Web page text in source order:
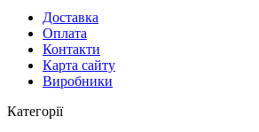
Доставка
Оплата
Контакти
Карта сайту
Виробники
Категорії